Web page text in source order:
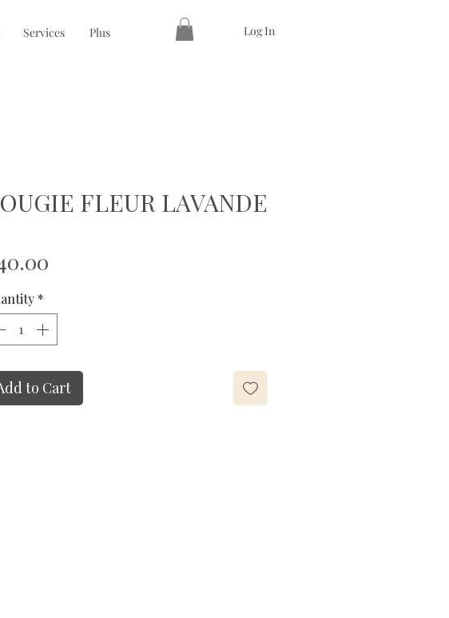
Services Plus Log In
FLEUR LAVANDE
*
to Cart